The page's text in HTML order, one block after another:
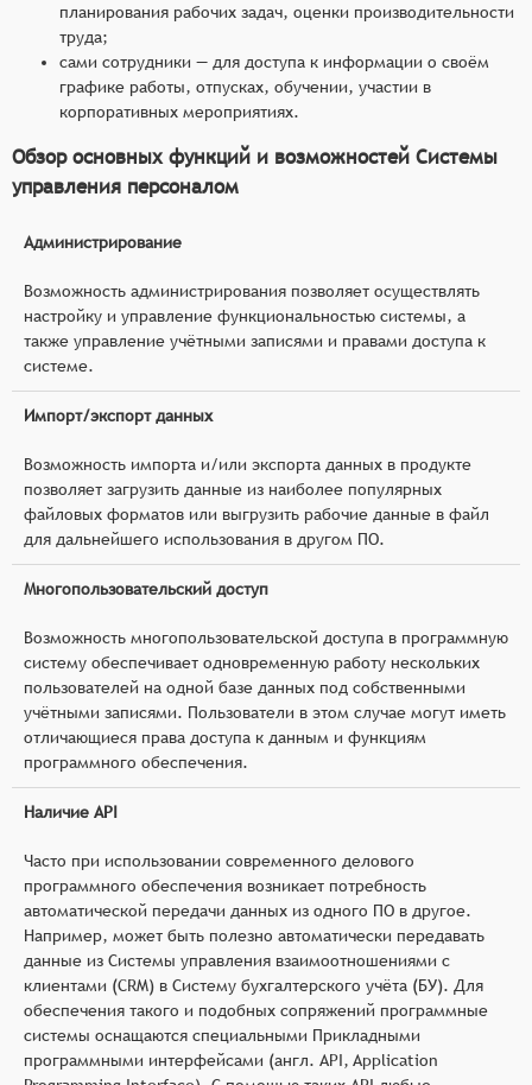
планирования рабочих задач, оценки производительности
труда;
сами сотрудники — для доступа к информации о своём
графике работы, отпусках, обучении, участии в
корпоративных мероприятиях.
Обзор основных функций и возможностей Системы
управления персоналом
Администрирование
Возможность администрирования позволяет осуществлять
настройку и управление функциональностью системы, а
также управление учётными записями и правами доступа к
системе.
Импорт/экспорт данных
Возможность импорта и/или экспорта данных в продукте
позволяет загрузить данные из наиболее популярных
файловых форматов или выгрузить рабочие данные в файл
для дальнейшего использования в другом ПО.
Многопользовательский доступ
Возможность многопользовательской доступа в программную
систему обеспечивает одновременную работу нескольких
пользователей на одной базе данных под собственными
учётными записями. Пользователи в этом случае могут иметь
отличающиеся права доступа к данным и функциям
программного обеспечения.
Наличие API
Часто при использовании современного делового
программного обеспечения возникает потребность
автоматической передачи данных из одного ПО в другое.
Например, может быть полезно автоматически передавать
данные из Системы управления взаимоотношениями с
клиентами (CRM) в Систему бухгалтерского учёта (БУ). Для
обеспечения такого и подобных сопряжений программные
системы оснащаются специальными Прикладными
программными интерфейсами (англ. API, Application